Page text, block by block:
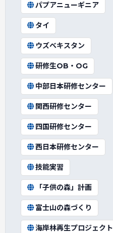
パプアニューギニア
タイ
ウズベキスタン
研修生OB・OG
中部日本研修センター
関西研修センター
四国研修センター
西日本研修センター
技能実習
「子供の森」計画
富士山の森づくり
海岸林再生プロジェクト